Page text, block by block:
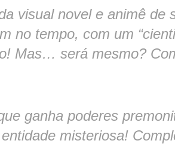
visual novel e animê de
no tempo, com um
Mas… será mesmo?
ganha poderes
misteriosa!